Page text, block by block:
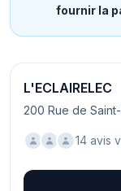
fournir la
L'ECLAIRELEC
200 Rue de
14 avis